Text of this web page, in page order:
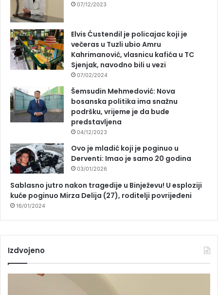
07/12/2023
Elvis Ćustendil je policajac koji je
večeras u Tuzli ubio Amru
Kahrimanović, vlasnicu kafića u TC
Sjenjak, navodno bili u vezi
07/02/2024
Šemsudin Mehmedović: Nova
bosanska politika ima snažnu
podršku, vrijeme je da bude
predstavljena
04/12/2023
Ovo je mladić koji je poginuo u
Derventi: Imao je samo 20 godina
03/01/2026
Sablasno jutro nakon tragedije u Binježevu! U esploziji
kuće poginuo Mirza Delija (27), roditelji povrijeđeni
16/01/2024
Izdvojeno